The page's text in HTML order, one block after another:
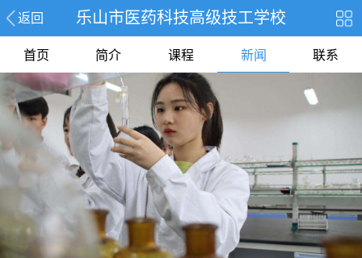
返回 乐山市医药科技高级技工学校
首页 简介 课程 新闻 联系